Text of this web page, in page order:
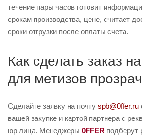
течение пары часов готовит
срокам производства, цене, считает
сроки отгрузки после оплаты счета.
Как сделать заказ
для метизов
Сделайте заявку на почту spb@0ffer.ru
вашей закупке и картой партнера с
юр.лица. Менеджеры 0FFER подберут